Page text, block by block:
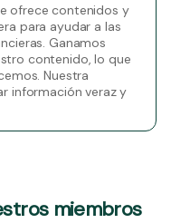
ofrece contenidos y
para ayudar a las
Ganamos
contenido, lo que
Nuestra
información veraz y
miembros